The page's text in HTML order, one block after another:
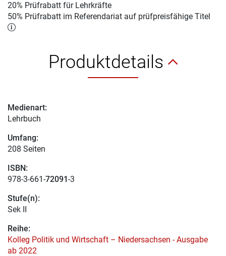
20% Prüfrabatt für Lehrkräfte
50% Prüfrabatt im Referendariat auf prüfpreisfähige Titel
Produktdetails
Medienart:
Lehrbuch
Umfang:
208 Seiten
ISBN:
978-3-661-72091-3
Stufe(n):
Sek II
Reihe:
Kolleg Politik und Wirtschaft – Niedersachsen - Ausgabe
ab 2022